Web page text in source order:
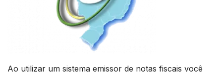
Ao utilizar um sistema emissor de notas fiscais você